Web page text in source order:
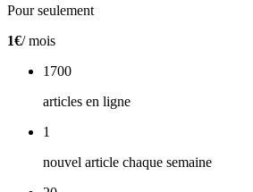
Pour seulement
1€/ mois
1700
articles en ligne
1
nouvel article chaque semaine